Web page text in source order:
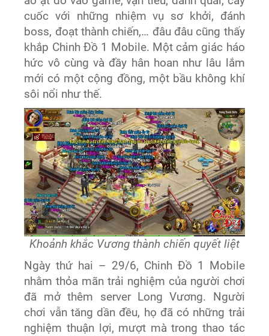
cuốc với những nhiệm vụ sơ khởi, đánh
boss, đoạt thành chiến,… đâu đâu cũng thấy
khắp Chinh Đồ 1 Mobile. Một cảm giác háo
hức vô cùng và đầy hân hoan như lâu lắm
mới có một cộng đồng, một bầu không khí
sôi nổi như thế.
Khoảnh khắc Vương thành chiến quyết liệt
Ngày thứ hai – 29/6, Chinh Đồ 1 Mobile
nhằm thỏa mãn trải nghiệm của người chơi
đã mở thêm server Long Vương. Người
chơi vẫn tăng dần đều, họ đã có những trải
nghiệm thuận lợi, mượt mà trong thao tác